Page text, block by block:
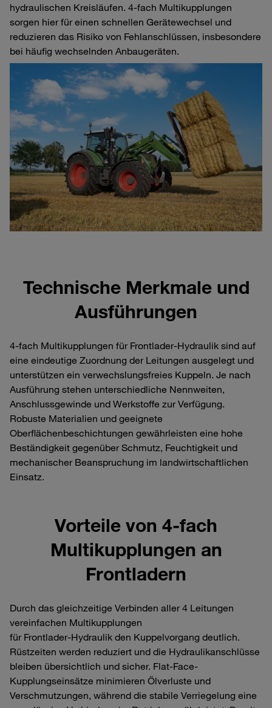
hydraulischen Kreisläufen. 4‑fach Multikupplungen
sorgen hier für einen schnellen Gerätewechsel und
reduzieren das Risiko von Fehlanschlüssen, insbesondere
bei häufig wechselnden Anbaugeräten.
Technische Merkmale und
Ausführungen
4‑fach Multikupplungen für Frontlader‑Hydraulik sind auf
eine eindeutige Zuordnung der Leitungen ausgelegt und
unterstützen ein verwechslungsfreies Kuppeln. Je nach
Ausführung stehen unterschiedliche Nennweiten,
Anschlussgewinde und Werkstoffe zur Verfügung.
Robuste Materialien und geeignete
Oberflächenbeschichtungen gewährleisten eine hohe
Beständigkeit gegenüber Schmutz, Feuchtigkeit und
mechanischer Beanspruchung im landwirtschaftlichen
Einsatz.
Vorteile von 4‑fach
Multikupplungen an
Frontladern
Durch das gleichzeitige Verbinden aller 4 Leitungen
vereinfachen Multikupplungen
für Frontlader‑Hydraulik den Kuppelvorgang deutlich.
Rüstzeiten werden reduziert und die Hydraulikanschlüsse
bleiben übersichtlich und sicher. Flat-Face-
Kupplungseinsätze minimieren Ölverluste und
Verschmutzungen, während die stabile Verriegelung eine